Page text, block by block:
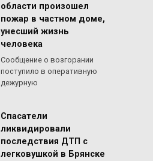
области произошел
пожар в частном доме,
унесший жизнь
человека
Сообщение о возгорании
поступило в оперативную
дежурную
Спасатели
ликвидировали
последствия ДТП с
легковушкой в Брянске